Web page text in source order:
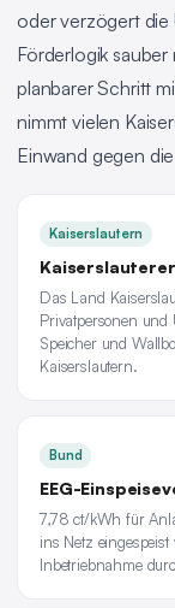
oder verzögert die
Förderlogik
planbarer Schritt
nimmt vielen
Einwand gegen
Kaiserslautern
Das Land
Privatpersonen
Speicher und
Kaiserslautern.
Bund
EEG-
7,78 ct/kWh für
ins Netz
Inbetriebnahme